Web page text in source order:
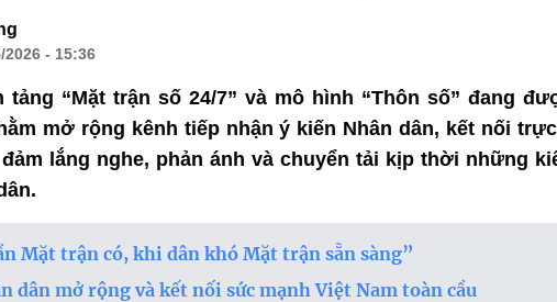
- 15:36
tảng “Mặt trận số 24/7” và mô hình “Thôn số” đang
mở rộng kênh tiếp nhận ý kiến Nhân dân, kết nối
lắng nghe, phản ánh và chuyển tải kịp thời những
Mặt trận có, khi dân khó Mặt trận sẵn sàng”
dân mở rộng và kết nối sức mạnh Việt Nam toàn cầu